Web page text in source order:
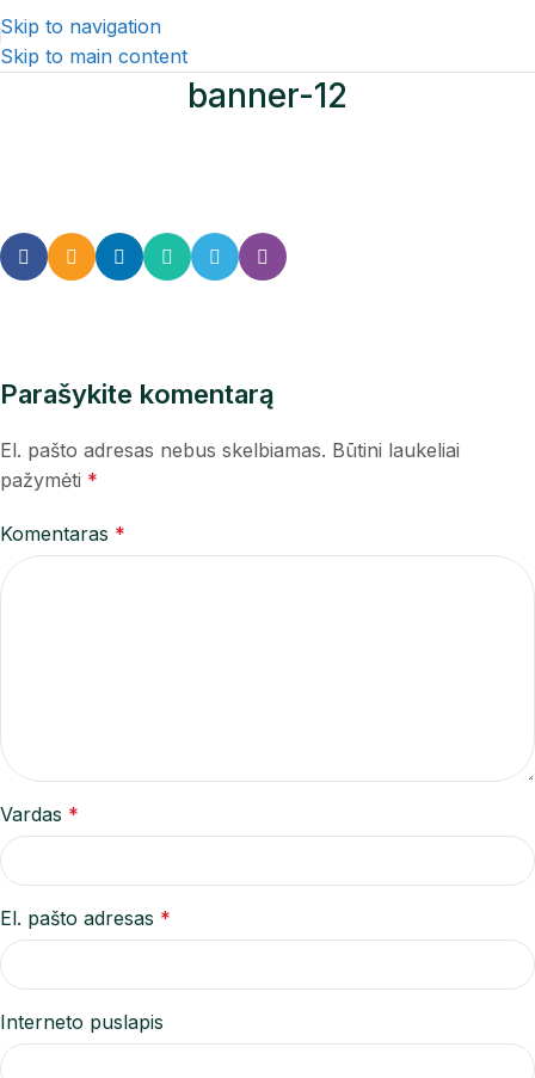
Skip to navigation
Skip to main content
banner-12
Parašykite komentarą
El. pašto adresas nebus skelbiamas. Būtini laukeliai
pažymėti *
Komentaras *
Vardas *
El. pašto adresas *
Interneto puslapis